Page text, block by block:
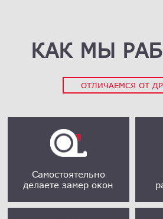
КАК МЫ
ОТЛИЧАЕМСЯ ОТ
Самостоятельно
делаете замер окон